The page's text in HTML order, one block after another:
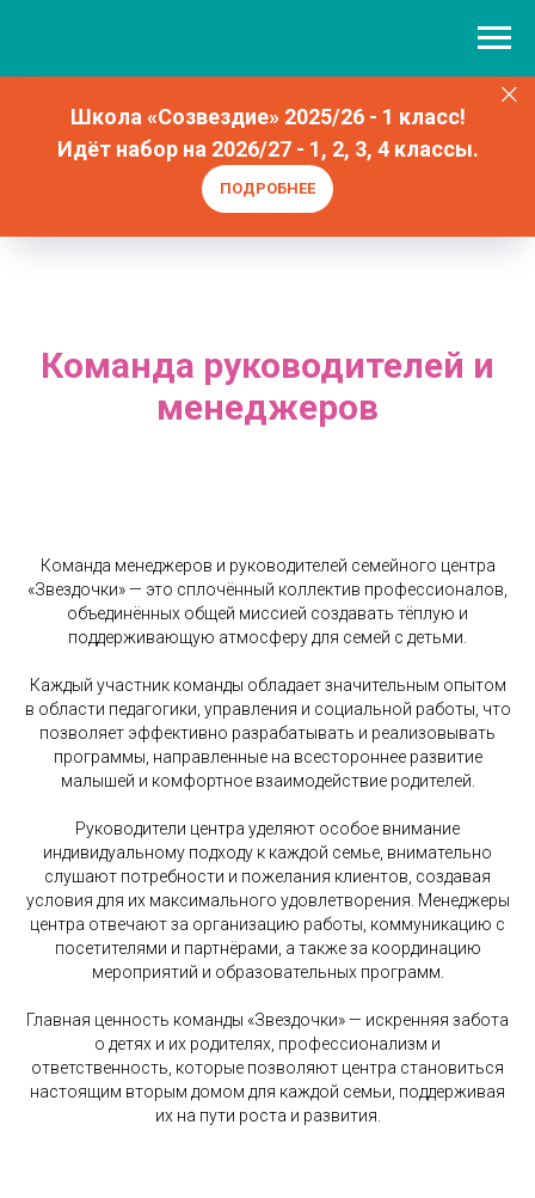
Школа «Созвездие» 2025/26 - 1 класс!
Идёт набор на 2026/27 - 1, 2, 3, 4 классы.
ПОДРОБНЕЕ
Команда руководителей и
менеджеров
Команда менеджеров и руководителей семейного центра
«Звездочки» — это сплочённый коллектив профессионалов,
объединённых общей миссией создавать тёплую и
поддерживающую атмосферу для семей с детьми.
Каждый участник команды обладает значительным опытом
в области педагогики, управления и социальной работы, что
позволяет эффективно разрабатывать и реализовывать
программы, направленные на всестороннее развитие
малышей и комфортное взаимодействие родителей.
Руководители центра уделяют особое внимание
индивидуальному подходу к каждой семье, внимательно
слушают потребности и пожелания клиентов, создавая
условия для их максимального удовлетворения. Менеджеры
центра отвечают за организацию работы, коммуникацию с
посетителями и партнёрами, а также за координацию
мероприятий и образовательных программ.
Главная ценность команды «Звездочки» — искренняя забота
о детях и их родителях, профессионализм и
ответственность, которые позволяют центра становиться
настоящим вторым домом для каждой семьи, поддерживая
их на пути роста и развития.